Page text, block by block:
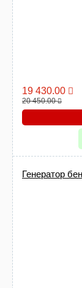
19 430.00
20 450.00
Генератор